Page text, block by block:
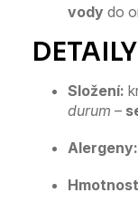
vody do
Složení:
durum –
Alergeny: